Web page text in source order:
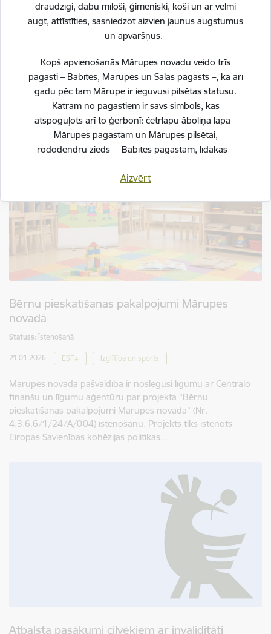
draudzīgi, dabu mīloši, ģimeniski, koši un ar vēlmi
augt, attīstīties, sasniedzot aizvien jaunus augstumus
un apvāršņus.
Kopš apvienošanās Mārupes novadu veido trīs
pagasti – Babītes, Mārupes un Salas pagasts –, kā arī
gadu pēc tam Mārupe ir ieguvusi pilsētas statusu.
Katram no pagastiem ir savs simbols, kas
atspoguļots arī to ģerbonī: četrlapu āboliņa lapa –
Mārupes pagastam un Mārupes pilsētai,
rododendru zieds – Babītes pagastam, līdakas –
simbolus vienotā, stilizētā vizuālā rakstā – kā stāstu
par mums pašiem. Mēs esam dažādi, bet kopā
veidojam vienotu, košu un pilnīgu novadu.
SVĒTKU PROGRAMMA
Aizvērt
Statuss:Īstenošanā
Infrastruktūra Pašvaldības budžets
Būvprojektā plānota reģionāla mēroga veloinfrastruktūras
izveide virzienā no Valsts reģionālā autoceļa P132 (Rīga –
Jaunmārupe) līdz Valsts vietējam autoceļam V15 (Rīgas robeža
– Silnieki – Puķulejas). Būvprojekta realizācijas ietvaros
paredzēts…
Bērnu pieskatīšanas pakalpojumi Mārupes
novadā
Statuss: Īstenošanā
21.01.2026. ESF+ Izglītība un sports
Mārupes novada pašvaldība ir noslēgusi līgumu ar Centrālo
finanšu un līgumu aģentūru par projekta “Bērnu
pieskatīšanas pakalpojumi Mārupes novadā” (Nr.
4.3.6.6/1/24/A/004) īstenošanu. Projekts tiks īstenots
Eiropas Savienības kohēzijas politikas…
Atbalsta pasākumi cilvēkiem ar invaliditāti